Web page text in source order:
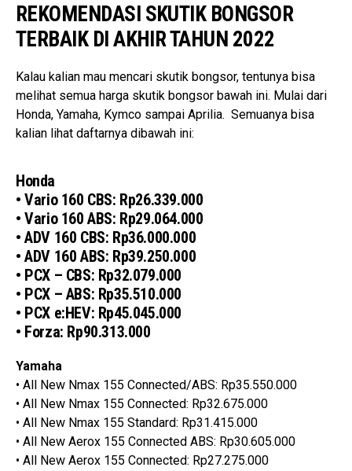
REKOMENDASI SKUTIK BONGSOR
TERBAIK DI AKHIR TAHUN 2022
Kalau kalian mau mencari skutik bongsor, tentunya bisa
melihat semua harga skutik bongsor bawah ini. Mulai dari
Honda, Yamaha, Kymco sampai Aprilia. Semuanya bisa
kalian lihat daftarnya dibawah ini:
Honda
• Vario 160 CBS: Rp26.339.000
• Vario 160 ABS: Rp29.064.000
• ADV 160 CBS: Rp36.000.000
• ADV 160 ABS: Rp39.250.000
• PCX – CBS: Rp32.079.000
• PCX – ABS: Rp35.510.000
• PCX e:HEV: Rp45.045.000
• Forza: Rp90.313.000
Yamaha
• All New Nmax 155 Connected/ABS: Rp35.550.000
• All New Nmax 155 Connected: Rp32.675.000
• All New Nmax 155 Standard: Rp31.415.000
• All New Aerox 155 Connected ABS: Rp30.605.000
• All New Aerox 155 Connected: Rp27.275.000